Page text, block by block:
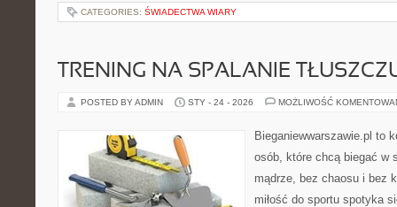
CATEGORIES: ŚWIADECTWA WIARY
TRENING NA SPALANIE
POSTED BY ADMIN STY - 24 - 2026 MOŻLIWOŚĆ
Bieganiewwarszawie.pl to
osób, które chcą biegać w
mądrze, bez chaosu i bez
miłość do sportu spotyka